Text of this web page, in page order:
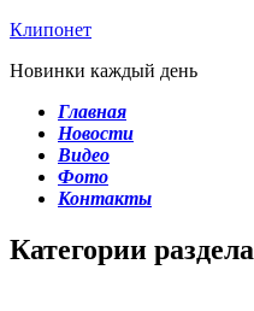
Клипонет
Новинки каждый день
Главная
Новости
Видео
Фото
Контакты
Категории раздела